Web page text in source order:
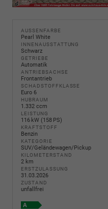
AUSSENFARBE
Pearl White
INNENAUSSTATTUNG
Schwarz
GETRIEBE
Automatik
ANTRIEBSACHSE
Frontantrieb
SCHADSTOFFKLASSE
Euro 6
HUBRAUM
1.332 ccm
LEISTUNG
116 kW (158 PS)
KRAFTSTOFF
Benzin
KATEGORIE
SUV/Geländewagen/Pickup
KILOMETERSTAND
2 km
ERSTZULASSUNG
31.03.2026
ZUSTAND
unfallfrei